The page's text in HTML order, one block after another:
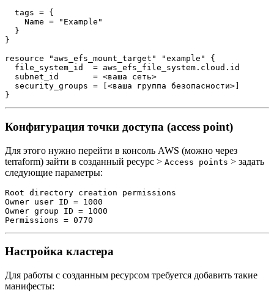
  tags = {
    Name = "Example"
  }
}
resource "aws_efs_mount_target" "example" {
  file_system_id  = aws_efs_file_system.cloud.id
  subnet_id       = <ваша сеть>
  security_groups = [<ваша группа безопасности>]
Конфигурация точки доступа (access point)
Для этого нужно перейти в консоль AWS (можно через
terraform) зайти в созданный ресурс > Access points > задать
следующие параметры:
Root directory creation permissions
Owner user ID = 1000
Owner group ID = 1000
Настройка кластера
Для работы с созданным ресурсом требуется добавить такие
манифесты: